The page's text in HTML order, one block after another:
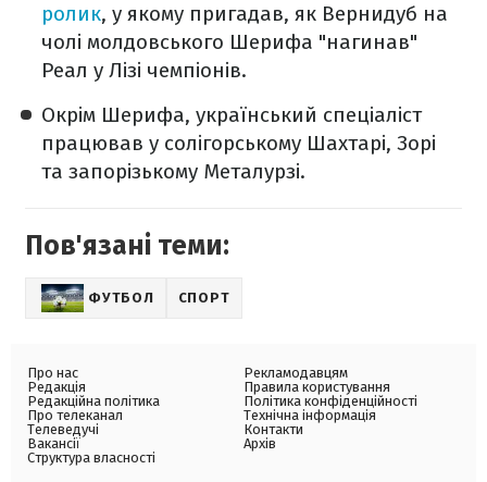
ролик, у якому пригадав, як Вернидуб на
чолі молдовського Шерифа "нагинав"
Реал у Лізі чемпіонів.
Окрім Шерифа, український спеціаліст
працював у солігорському Шахтарі, Зорі
та запорізькому Металурзі.
Пов'язані теми:
ФУТБОЛ СПОРТ
Про нас
Редакція
Редакційна політика
Про телеканал
Телеведучі
Вакансії
Структура власності
Рекламодавцям
Правила користування
Політика конфіденційності
Технічна інформація
Контакти
Архів